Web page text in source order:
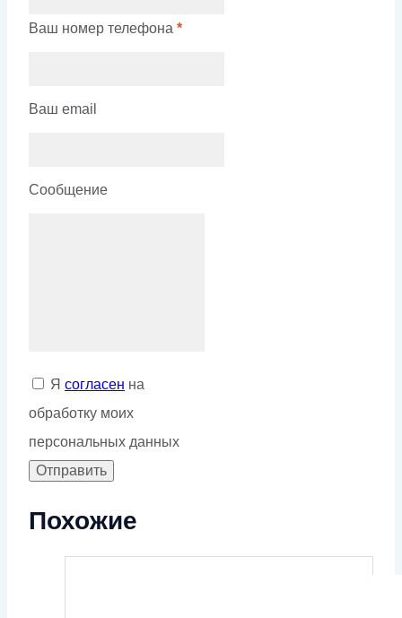
Ваш номер телефона *
Ваш email
Сообщение
Я согласен на
обработку моих
персональных данных
Похожие